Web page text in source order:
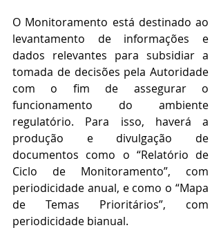
O Monitoramento está destinado ao
levantamento de informações e
dados relevantes para subsidiar a
tomada de decisões pela Autoridade
com o fim de assegurar o
funcionamento do ambiente
regulatório. Para isso, haverá a
produção e divulgação de
documentos como o “Relatório de
Ciclo de Monitoramento”, com
periodicidade anual, e como o “Mapa
de Temas Prioritários”, com
periodicidade bianual.